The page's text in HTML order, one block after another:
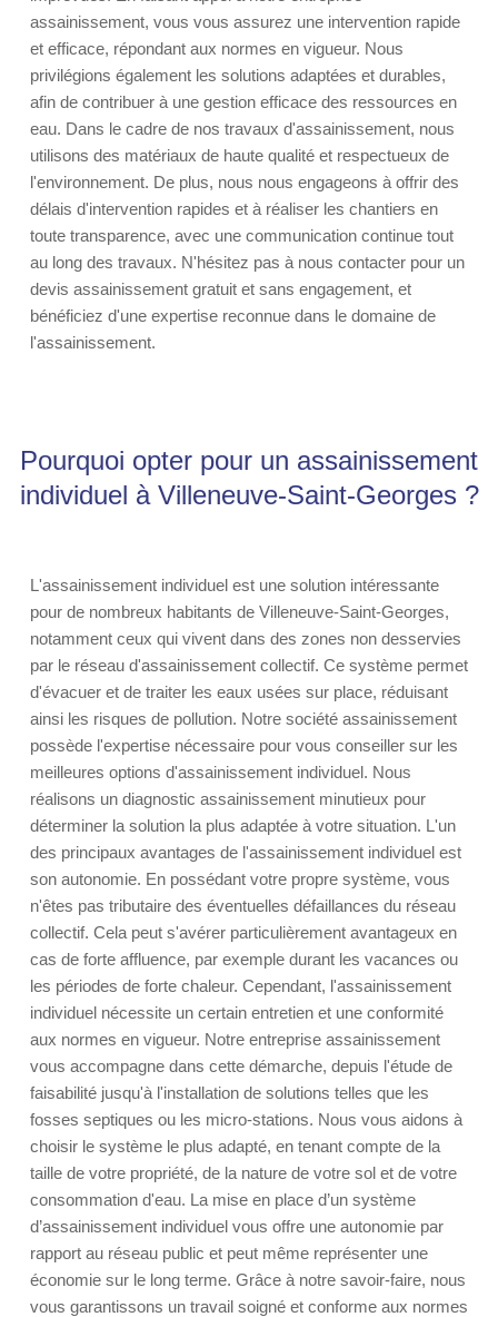
assainissement, vous vous assurez une intervention rapide
et efficace, répondant aux normes en vigueur. Nous
privilégions également les solutions adaptées et durables,
afin de contribuer à une gestion efficace des ressources en
eau. Dans le cadre de nos travaux d'assainissement, nous
utilisons des matériaux de haute qualité et respectueux de
l'environnement. De plus, nous nous engageons à offrir des
délais d'intervention rapides et à réaliser les chantiers en
toute transparence, avec une communication continue tout
au long des travaux. N'hésitez pas à nous contacter pour un
devis assainissement gratuit et sans engagement, et
bénéficiez d'une expertise reconnue dans le domaine de
l'assainissement.
Pourquoi opter pour un assainissement
individuel à Villeneuve-Saint-Georges ?
L'assainissement individuel est une solution intéressante
pour de nombreux habitants de Villeneuve-Saint-Georges,
notamment ceux qui vivent dans des zones non desservies
par le réseau d'assainissement collectif. Ce système permet
d'évacuer et de traiter les eaux usées sur place, réduisant
ainsi les risques de pollution. Notre société assainissement
possède l'expertise nécessaire pour vous conseiller sur les
meilleures options d'assainissement individuel. Nous
réalisons un diagnostic assainissement minutieux pour
déterminer la solution la plus adaptée à votre situation. L'un
des principaux avantages de l'assainissement individuel est
son autonomie. En possédant votre propre système, vous
n'êtes pas tributaire des éventuelles défaillances du réseau
collectif. Cela peut s'avérer particulièrement avantageux en
cas de forte affluence, par exemple durant les vacances ou
les périodes de forte chaleur. Cependant, l'assainissement
individuel nécessite un certain entretien et une conformité
aux normes en vigueur. Notre entreprise assainissement
vous accompagne dans cette démarche, depuis l'étude de
faisabilité jusqu'à l'installation de solutions telles que les
fosses septiques ou les micro-stations. Nous vous aidons à
choisir le système le plus adapté, en tenant compte de la
taille de votre propriété, de la nature de votre sol et de votre
consommation d'eau. La mise en place d’un système
d’assainissement individuel vous offre une autonomie par
rapport au réseau public et peut même représenter une
économie sur le long terme. Grâce à notre savoir-faire, nous
vous garantissons un travail soigné et conforme aux normes